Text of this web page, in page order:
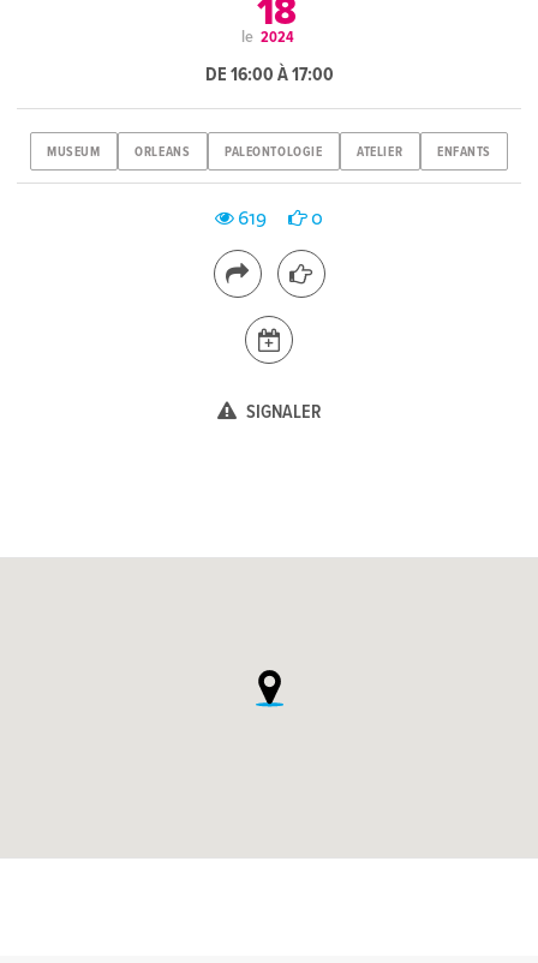
le18
2024
DE 16:00 À 17:00
MUSEUM ORLEANS PALEONTOLOGIE ATELIER ENFANTS
619 0
SIGNALER